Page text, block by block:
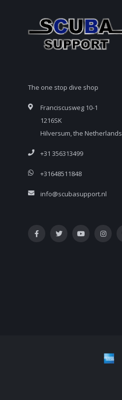
The one stop dive shop
Franciscusweg 10-1
1216SK
Hilversum, the Netherlands
+31 356313499
+31648511848
info@scubasupport.nl